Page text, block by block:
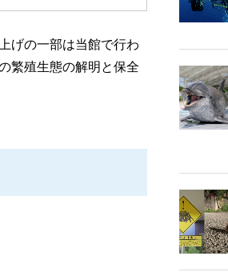
げの一部は当館で行わ
繁殖生態の解明と保全